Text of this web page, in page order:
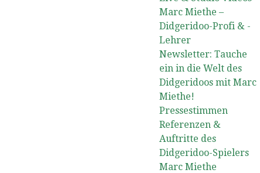
Marc Miethe –
Didgeridoo-Profi & -
Lehrer
Newsletter: Tauche
ein in die Welt des
Didgeridoos mit Marc
Miethe!
Pressestimmen
Referenzen &
Auftritte des
Didgeridoo-Spielers
Marc Miethe